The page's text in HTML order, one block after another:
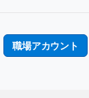
職場アカウント